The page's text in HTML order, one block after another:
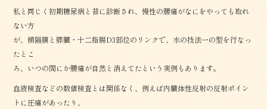
私と同じく初期糖尿病と昔に診断され、慢性の腰痛がなにをやっても取れ
ない方
が、横隔膜と膵臓・十二指腸D3部位のリンクで、水の技法一の型を行なっ
たとこ
ろ、いつの間にか腰痛が自然と消えてたという実例もあります。
血液検査などの数値検査とは関係なく、例えば内臓体性反射の反射ポイン
トに圧痛があったり、